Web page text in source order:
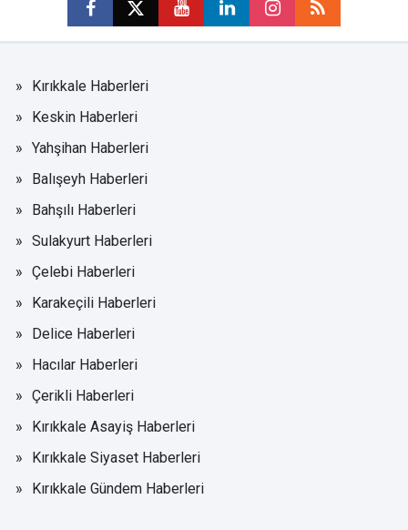
Kırıkkale Haberleri
Keskin Haberleri
Yahşihan Haberleri
Balışeyh Haberleri
Bahşılı Haberleri
Sulakyurt Haberleri
Çelebi Haberleri
Karakeçili Haberleri
Delice Haberleri
Hacılar Haberleri
Çerikli Haberleri
Kırıkkale Asayiş Haberleri
Kırıkkale Siyaset Haberleri
Kırıkkale Gündem Haberleri